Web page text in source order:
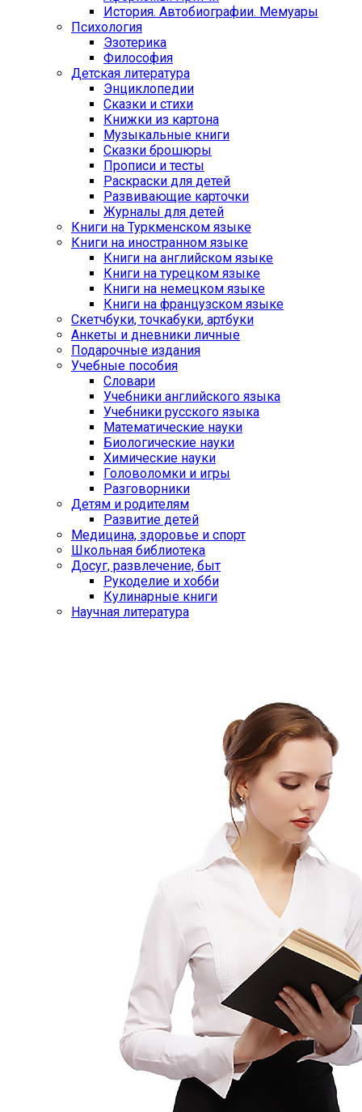
История. Автобиографии. Мемуары
Психология
Эзотерика
Философия
Детская литература
Энциклопедии
Сказки и стихи
Книжки из картона
Музыкальные книги
Сказки брошюры
Прописи и тесты
Раскраски для детей
Развивающие карточки
Журналы для детей
Книги на Туркменском языке
Книги на иностранном языке
Книги на английском языке
Книги на турецком языке
Книги на немецком языке
Книги на французском языке
Cкетчбуки, точкабуки, артбуки
Анкеты и дневники личные
Подарочные издания
Учебные пособия
Словари
Учебники английского языка
Учебники русского языка
Математические науки
Биологические науки
Химические науки
Головоломки и игры
Разговорники
Детям и родителям
Развитие детей
Медицина, здоровье и спорт
Школьная библиотека
Досуг, развлечение, быт
Рукоделие и хобби
Кулинарные книги
Научная литература